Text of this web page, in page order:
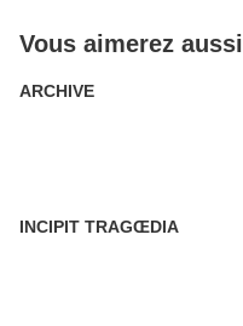
Vous aimerez aussi
ARCHIVE
INCIPIT TRAGŒDIA